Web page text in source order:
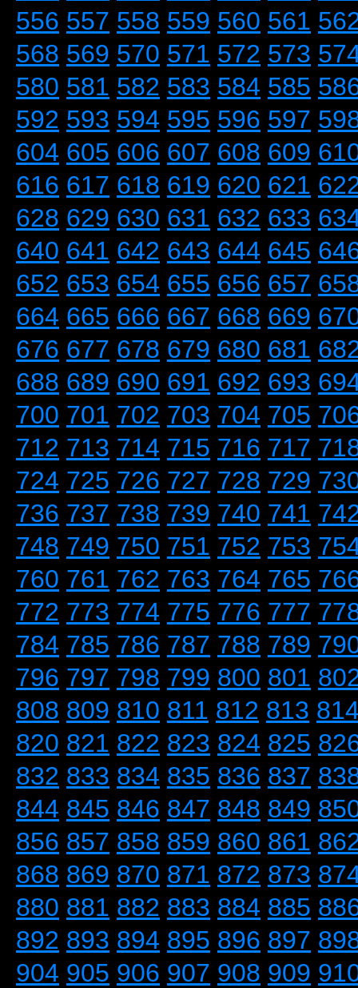
556 557 558 559 560 561
568 569 570 571 572 573
580 581 582 583 584 585
592 593 594 595 596 597
604 605 606 607 608 609
616 617 618 619 620 621
628 629 630 631 632 633
640 641 642 643 644 645
652 653 654 655 656 657
664 665 666 667 668 669
676 677 678 679 680 681
688 689 690 691 692 693
700 701 702 703 704 705
712 713 714 715 716 717
724 725 726 727 728 729
736 737 738 739 740 741
748 749 750 751 752 753
760 761 762 763 764 765
772 773 774 775 776 777
784 785 786 787 788 789
796 797 798 799 800 801
808 809 810 811 812 813
820 821 822 823 824 825
832 833 834 835 836 837
844 845 846 847 848 849
856 857 858 859 860 861
868 869 870 871 872 873
880 881 882 883 884 885
892 893 894 895 896 897
904 905 906 907 908 909